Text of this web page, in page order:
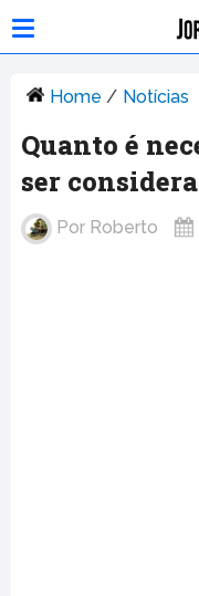
Home / Notícias
Quanto é
ser
Por Roberto